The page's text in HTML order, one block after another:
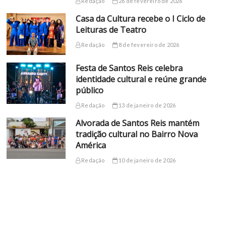
Casa da Cultura recebe o I Ciclo de
Leituras de Teatro
Redação 8 de fevereiro de 2026
Festa de Santos Reis celebra
identidade cultural e reúne grande
público
Redação 13 de janeiro de 2026
Alvorada de Santos Reis mantém
tradição cultural no Bairro Nova
América
Redação 10 de janeiro de 2026